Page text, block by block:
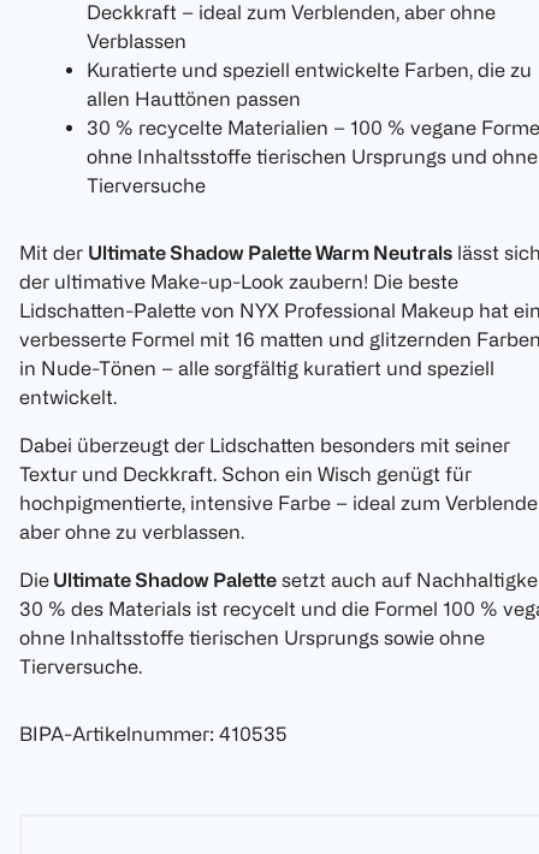
Deckkraft – ideal zum Verblenden, aber ohne
Verblassen
Kuratierte und speziell entwickelte Farben, die zu
allen Hauttönen passen
30 % recycelte Materialien – 100 % vegane
ohne Inhaltsstoffe tierischen Ursprungs und ohne
Tierversuche
Mit der Ultimate Shadow Palette Warm Neutrals lässt
der ultimative Make-up-Look zaubern! Die beste
Lidschatten-Palette von NYX Professional Makeup hat
verbesserte Formel mit 16 matten und glitzernden
in Nude-Tönen – alle sorgfältig kuratiert und speziell
entwickelt.
Dabei überzeugt der Lidschatten besonders mit seiner
Textur und Deckkraft. Schon ein Wisch genügt für
hochpigmentierte, intensive Farbe – ideal zum
aber ohne zu verblassen.
Die Ultimate Shadow Palette setzt auch auf
30 % des Materials ist recycelt und die Formel 100 %
ohne Inhaltsstoffe tierischen Ursprungs sowie ohne
Tierversuche.
BIPA-Artikelnummer: 410535